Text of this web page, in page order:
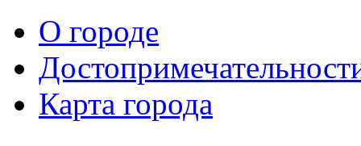
О городе
Карта города